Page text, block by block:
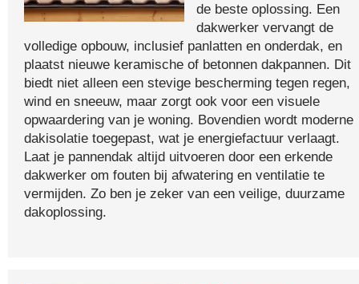
de beste oplossing. Een
dakwerker vervangt de
volledige opbouw, inclusief panlatten en onderdak, en
plaatst nieuwe keramische of betonnen dakpannen. Dit
biedt niet alleen een stevige bescherming tegen regen,
wind en sneeuw, maar zorgt ook voor een visuele
opwaardering van je woning. Bovendien wordt moderne
dakisolatie toegepast, wat je energiefactuur verlaagt.
Laat je pannendak altijd uitvoeren door een erkende
dakwerker om fouten bij afwatering en ventilatie te
vermijden. Zo ben je zeker van een veilige, duurzame
dakoplossing.